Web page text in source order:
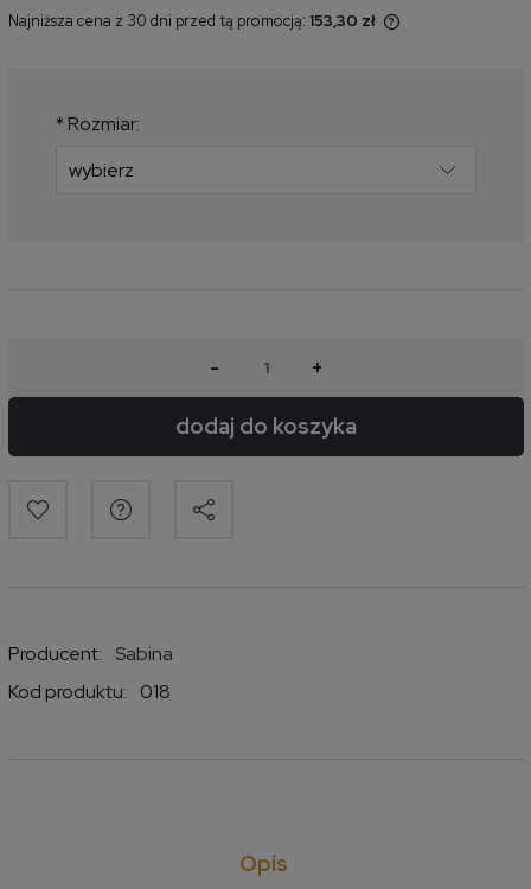
Najniższa cena z 30 dni przed tą promocją: 153,30 zł
* Rozmiar:
- +
dodaj do koszyka
Producent:
Sabina
Kod produktu:
018
Opis